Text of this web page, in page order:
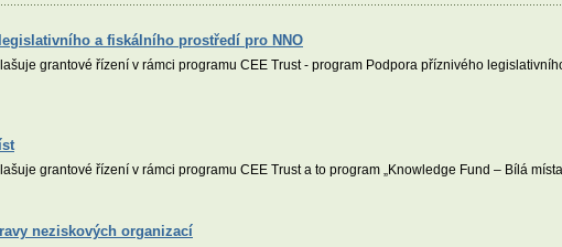
a fiskálního prostředí pro NNO
grantové řízení v rámci programu CEE Trust - program Podpora příznivého
grantové řízení v rámci programu CEE Trust a to program „Knowledge Fund – Bílá
neziskových organizací